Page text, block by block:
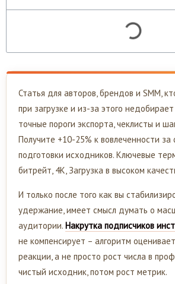
Статья для авторов, брендов и SMM,
при загрузке и из-за этого
точные пороги экспорта, чеклисты и
Получите +10-25% к вовлеченности за
подготовки исходников. Ключевые
битрейт, 4K, Загрузка в высоком
И только после того как вы
удержание, имеет смысл думать о
аудитории. Накрутка подписчиков
не компенсирует – алгоритм
реакции, а не просто рост числа в
чистый исходник, потом рост метрик.